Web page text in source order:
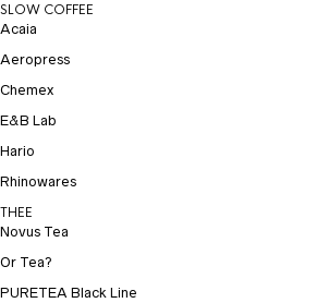
SLOW COFFEE
Acaia
Aeropress
Chemex
E&B Lab
Hario
Rhinowares
THEE
Novus Tea
Or Tea?
PURETEA Black Line